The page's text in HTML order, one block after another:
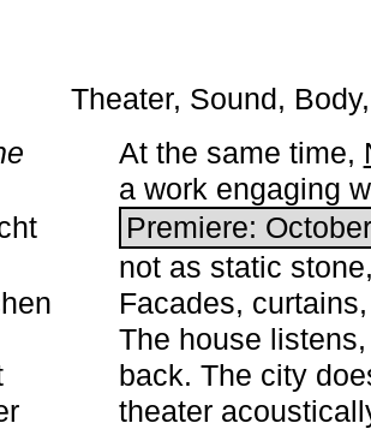
Theater, Sound,
At the same time,
a work engaging
Premiere:
not as static
Facades,
The house
back. The city
theater